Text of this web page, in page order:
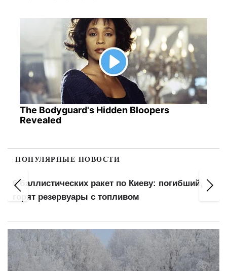
The Bodyguard's Hidden Bloopers
Revealed
ПОПУЛЯРНЫЕ НОВОСТИ
6 баллистических ракет по Киеву: погибший,
горят резервуары с топливом